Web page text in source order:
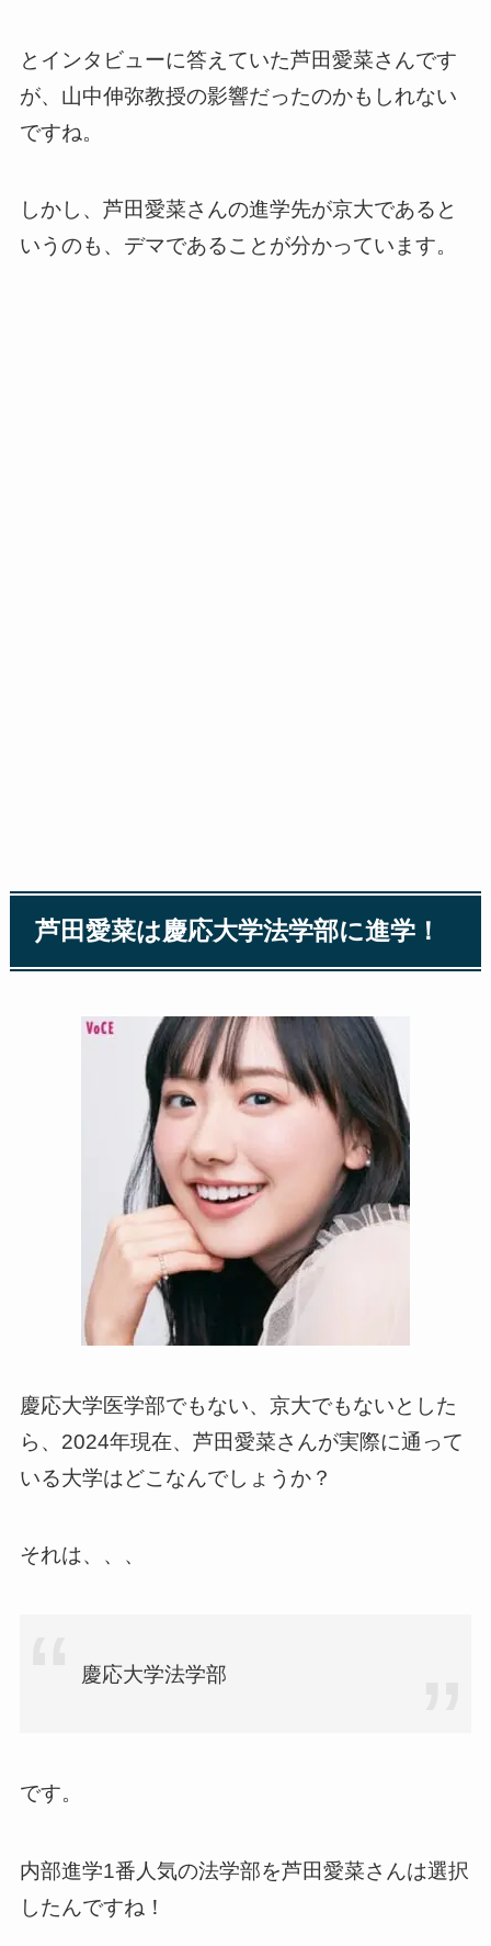
とインタビューに答えていた芦田愛菜さんです
が、山中伸弥教授の影響だったのかもしれない
ですね。
しかし、芦田愛菜さんの進学先が京大であると
いうのも、デマであることが分かっています。
芦田愛菜は慶応大学法学部に進学！
慶応大学医学部でもない、京大でもないとした
ら、2024年現在、芦田愛菜さんが実際に通って
いる大学はどこなんでしょうか？
それは、、、
慶応大学法学部
です。
内部進学1番人気の法学部を芦田愛菜さんは選択
したんですね！